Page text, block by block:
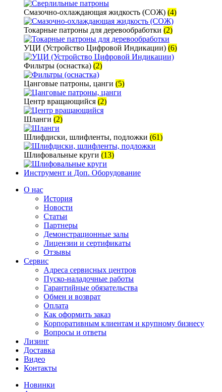
Смазочно-охлаждающая жидкость (СОЖ) (4)
Токарные патроны для деревообработки (2)
УЦИ (Устройство Цифровой Индикации) (6)
Фильтры (оснастка) (2)
Цанговые патроны, цанги (5)
Центр вращающийся (2)
Шланги (2)
Шлифдиски, шлифленты, подложки (61)
Шлифовальные круги (13)
Инструмент и Доп. Оборудование
О нас
История
Новости
Статьи
Партнеры
Демонстрационные залы
Лицензии и сертификаты
Отзывы
Сервис
Адреса сервисных центров
Пуско-наладочные работы
Гарантийные обязательства
Обмен и возврат
Оплата
Как оформить заказ
Корпоративным клиентам и крупному бизнесу
Вопросы и ответы
Лизинг
Доставка
Видео
Контакты
Новинки